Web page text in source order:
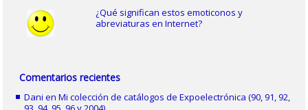
¿Qué significan estos emoticonos y
abreviaturas en Internet?
Comentarios recientes
Dani enMi colección de catálogos de Expoelectrónica (90, 91, 92,